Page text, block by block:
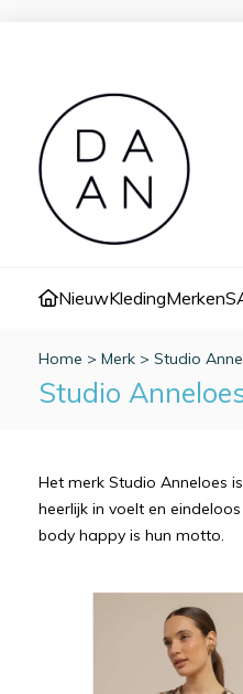
NieuwKledingMerken
Home > Merk > Studio
Studio
Het merk Studio Anneloes
heerlijk in voelt en
body happy is hun motto.